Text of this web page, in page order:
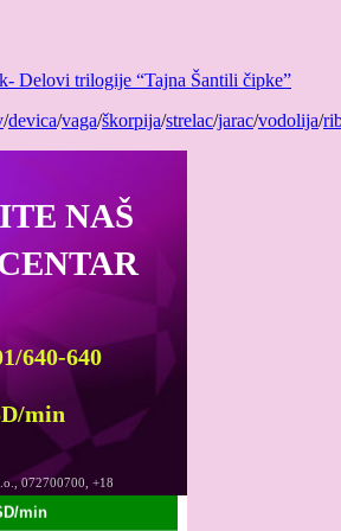
Delovi trilogije “Tajna Šantili čipke”
/devica/vaga/škorpija/strelac/jarac/vodolija/